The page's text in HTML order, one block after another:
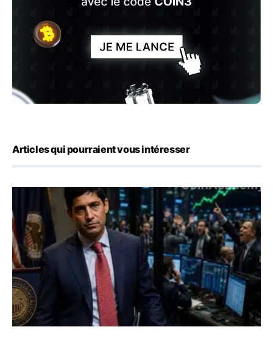
Articles qui pourraient vous intéresser
Emploi américain : 23 000 postes détruits en juillet, les